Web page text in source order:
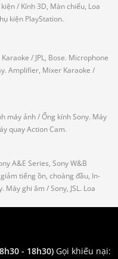
kiện/ Kính 3D, Màn chiếu, Loa
kiện PlayStation.
Karaoke / JPL, Bose. Microphone
Amplifier, Mixer Karaoke /
máy ảnh / Ống kính Sony. Máy
quay Action Cam.
A&E Series, Sony W&B
tiếng ồn, choàng đầu, In-
Máy ghi âm / Sony, JSL. Loa
- 18h30) Gọi khiếu nại: